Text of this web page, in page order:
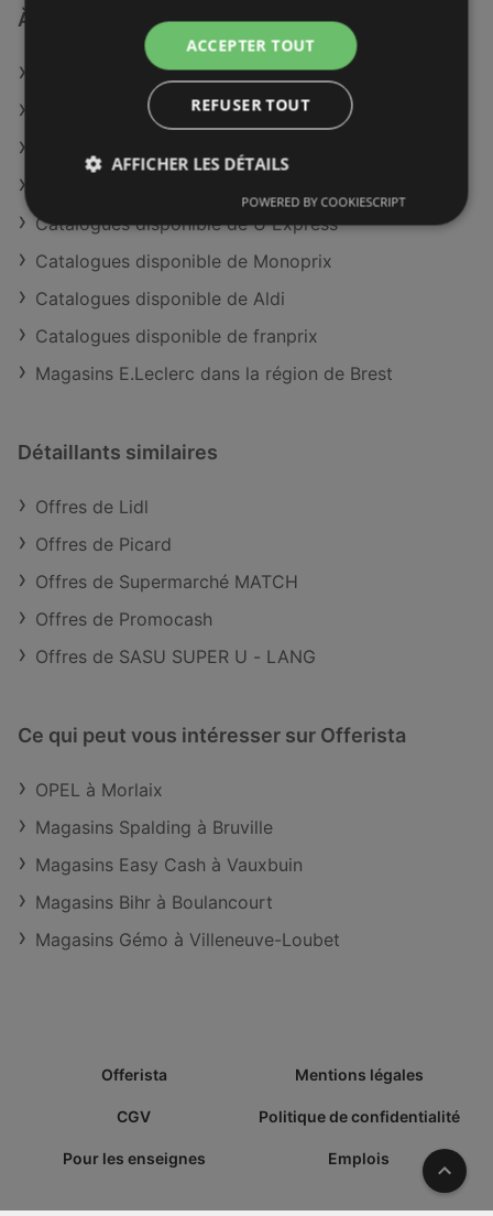
À découvrir aussi
Offres de E.Leclerc
Offres de Netto
Offres de Spar Supermarché
Catalogues disponible de U Express
Catalogues disponible de Monoprix
Catalogues disponible de Aldi
Catalogues disponible de franprix
Magasins E.Leclerc dans la région de Brest
Détaillants similaires
Offres de Lidl
Offres de Picard
Offres de Supermarché MATCH
Offres de Promocash
Offres de SASU SUPER U - LANG
Ce qui peut vous intéresser sur Offerista
OPEL à Morlaix
Magasins Spalding à Bruville
Magasins Easy Cash à Vauxbuin
Magasins Bihr à Boulancourt
Magasins Gémo à Villeneuve-Loubet
Offerista Mentions légales
CGV Politique de confidentialité
Pour les enseignes Emplois Vers
ACCEPTER TOUT
REFUSER TOUT
AFFICHER LES DÉTAILS
POWERED BY COOKIESCRIPT